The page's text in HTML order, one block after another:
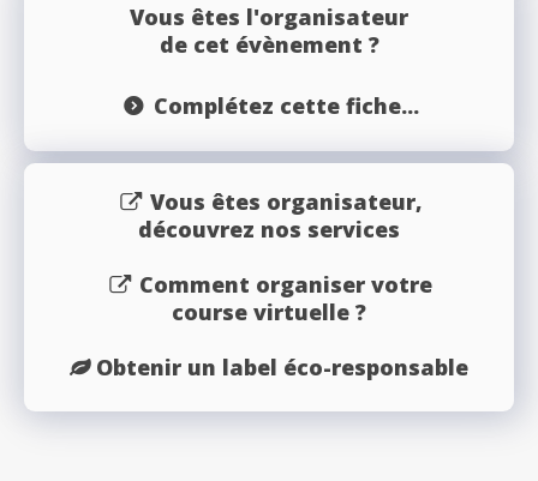
Vous êtes l'organisateur
de cet évènement ?
Complétez cette fiche...
Vous êtes organisateur,
découvrez nos services
Comment organiser votre
course virtuelle ?
Obtenir un label éco-responsable